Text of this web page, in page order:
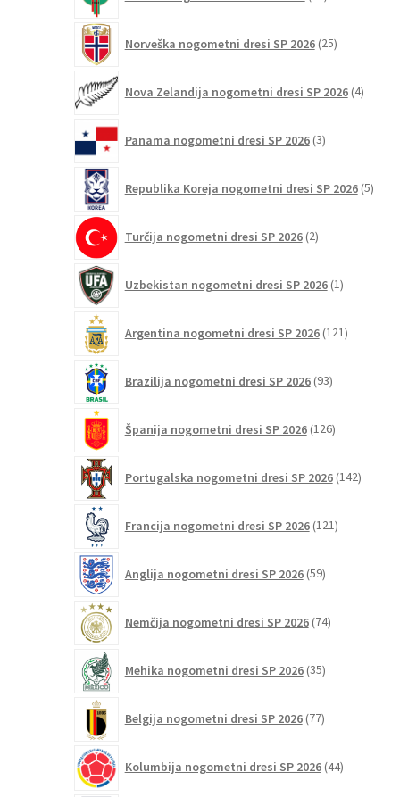
Norveška nogometni dresi SP 2026 25izdelkov
Nova Zelandija nogometni dresi SP 2026 4izdelki
Panama nogometni dresi SP 2026 3izdelki
Republika Koreja nogometni dresi SP 2026 5
Turčija nogometni dresi SP 2026 2izdelka
Uzbekistan nogometni dresi SP 2026 1izdelek
Argentina nogometni dresi SP 2026 121izdelkov
Brazilija nogometni dresi SP 2026 93izdelkov
Španija nogometni dresi SP 2026 126izdelkov
Portugalska nogometni dresi SP 2026 142
Francija nogometni dresi SP 2026 121izdelkov
Anglija nogometni dresi SP 2026 59izdelkov
Nemčija nogometni dresi SP 2026 74izdelkov
Mehika nogometni dresi SP 2026 35izdelkov
Belgija nogometni dresi SP 2026 77izdelkov
Kolumbija nogometni dresi SP 2026 44izdelkov